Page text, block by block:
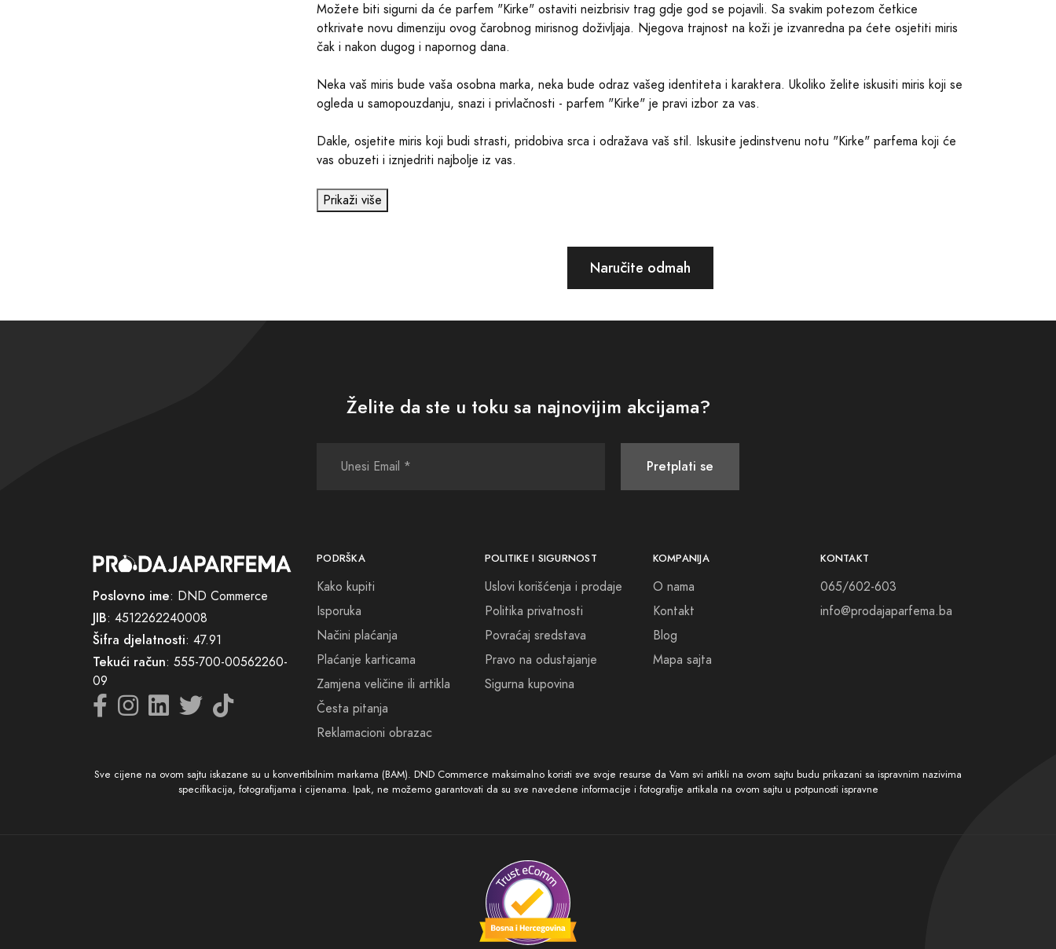
Možete biti sigurni da će parfem "Kirke" ostaviti neizbrisiv trag gdje god se pojavili. Sa svakim potezom četkice
otkrivate novu dimenziju ovog čarobnog mirisnog doživljaja. Njegova trajnost na koži je izvanredna pa ćete osjetiti miris
čak i nakon dugog i napornog dana.
Neka vaš miris bude vaša osobna marka, neka bude odraz vašeg identiteta i karaktera. Ukoliko želite iskusiti miris koji se
ogleda u samopouzdanju, snazi i privlačnosti - parfem "Kirke" je pravi izbor za vas.
Dakle, osjetite miris koji budi strasti, pridobiva srca i odražava vaš stil. Iskusite jedinstvenu notu "Kirke" parfema koji će
vas obuzeti i iznjedriti najbolje iz vas.
Prikaži više
Naručite odmah
Želite da ste u toku sa najnovijim akcijama?
Pretplati se
Poslovno ime: DND Commerce
JIB: 4512262240008
Šifra djelatnosti: 47.91
Tekući račun: 555-700-00562260-
09
PODRŠKA
Kako kupiti
Isporuka
Načini plaćanja
Plaćanje karticama
Zamjena veličine ili artikla
Česta pitanja
Reklamacioni obrazac
POLITIKE I SIGURNOST
Uslovi korišćenja i prodaje
Politika privatnosti
Povraćaj sredstava
Pravo na odustajanje
Sigurna kupovina
KOMPANIJA
O nama
Kontakt
Blog
Mapa sajta
KONTAKT
065/602-603
info@prodajaparfema.ba
Sve cijene na ovom sajtu iskazane su u konvertibilnim markama (BAM). DND Commerce maksimalno koristi sve svoje resurse da Vam svi artikli na ovom sajtu budu prikazani sa ispravnim nazivima
specifikacija, fotografijama i cijenama. Ipak, ne možemo garantovati da su sve navedene informacije i fotografije artikala na ovom sajtu u potpunosti ispravne